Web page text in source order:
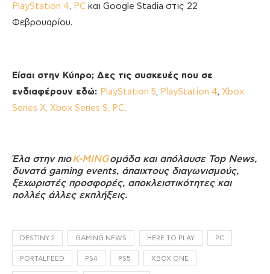
PlayStation 4, PC και Google Stadia στις 22
Φεβρουαρίου.
Είσαι στην Κύπρο; Δες τις συσκευές που σε
ενδιαφέρουν εδώ: PlayStation 5, PlayStation 4, Xbox
Series X, Xbox Series S, PC.
Έλα στην πιοK-MINGομάδα και απόλαυσε Top News,
δυνατά gaming events, άπαιχτους διαγωνισμούς,
ξεχωριστές προσφορές, αποκλειστικότητες και
πολλές άλλες εκπλήξεις.
DESTINY 2 GAMING NEWS HERE TO PLAY PC
PORTALFEED PS4 PS5 XBOX ONE